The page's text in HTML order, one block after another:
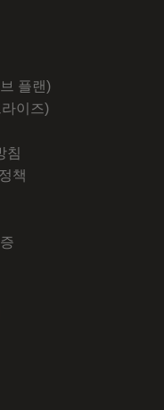
플랜)
이즈)
침
책